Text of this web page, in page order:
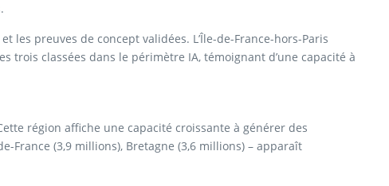
preuves de concept validées. L’Île-de-France-hors-Paris
trois classées dans le périmètre IA, témoignant d’une capacité à
région affiche une capacité croissante à générer des
France (3,9 millions), Bretagne (3,6 millions) – apparaît